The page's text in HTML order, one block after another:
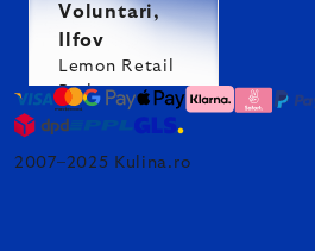
Voluntari,
Ilfov
Lemon Retail
Park
2007–2025 Kulina.ro